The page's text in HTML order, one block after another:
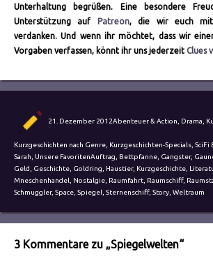
Unterhaltung begrüßen. Eine besondere
Unterstützung auf
Patreon, die wir euch mit
verdanken. Und wenn ihr möchtet, dass wir
Vorgaben verfassen, könnt ihr uns jederzeit Clues
am
21. Dezember 2012Abenteuer & Action, Drama,
Kurzgeschichten nach Genre, Kurzgeschichten-Specials, SciFi
Sarah, Unsere FavoritenSchlagwörter
Auftrag, Bettpfanne, Gangster,
Geld, Geschichte, Goldring, Haustier, Kurzgeschichte,
Mneschenhandel, Nostalgie, Raumfahrt, Raumschiff,
Schmuggler, Space, Spiegel, Sternenschiff, Story, Weltraum
3 Kommentare zu „Spiegelwelten“